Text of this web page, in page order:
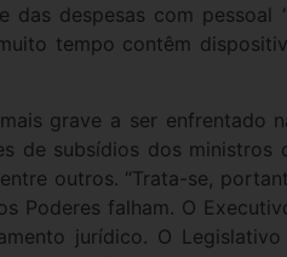
despesas com pessoal
tempo contêm
grave a ser enfrentado
de subsídios dos ministros
outros. “Trata-se,
Poderes falham. O
jurídico. O